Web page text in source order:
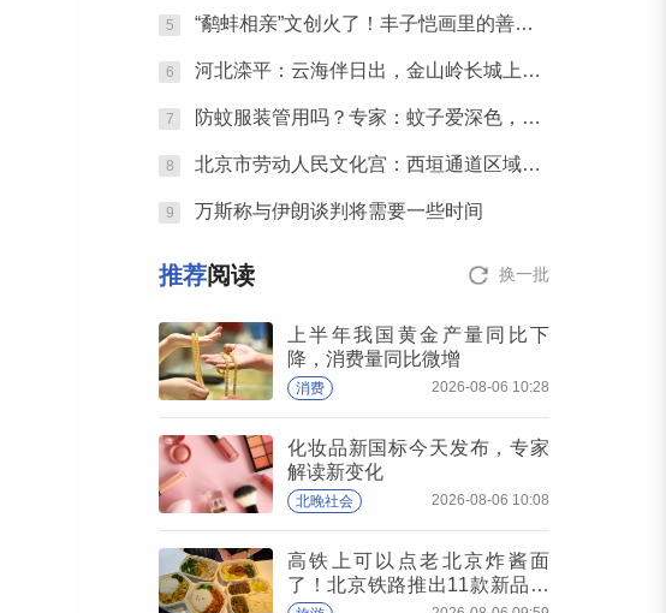
5 “鹬蚌相亲”文创火了！丰子恺画里的善意，成了可以随身携带的治愈感
6 河北滦平：云海伴日出，金山岭长城上演绝美画卷
7 防蚊服装管用吗？专家：蚊子爱深色，穿浅色衣服不易招蚊子
8 北京市劳动人民文化宫：西垣通道区域将临时关闭
9 万斯称与伊朗谈判将需要一些时间
推荐阅读 换一批
上半年我国黄金产量同比下
降，消费量同比微增
消费 2026-08-06 10:28
化妆品新国标今天发布，专家
解读新变化
北晚社会 2026-08-06 10:08
高铁上可以点老北京炸酱面
了！北京铁路推出11款新品高
铁餐